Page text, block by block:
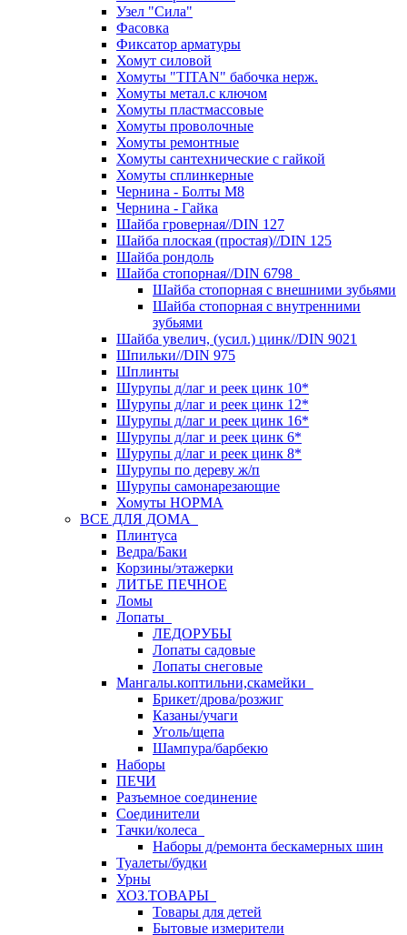
Узел "Сила"
Фасовка
Фиксатор арматуры
Хомут силовой
Хомуты "TITAN" бабочка нерж.
Хомуты метал.с ключом
Хомуты пластмассовые
Хомуты проволочные
Хомуты ремонтные
Хомуты сантехнические с гайкой
Хомуты сплинкерные
Чернина - Болты М8
Чернина - Гайка
Шайба гроверная//DIN 127
Шайба плоская (простая)//DIN 125
Шайба рондоль
Шайба стопорная//DIN 6798
Шайба стопорная с внешними зубьями
Шайба стопорная с внутренними
зубьями
Шайба увелич, (усил.) цинк//DIN 9021
Шпильки//DIN 975
Шплинты
Шурупы д/лаг и реек цинк 10*
Шурупы д/лаг и реек цинк 12*
Шурупы д/лаг и реек цинк 16*
Шурупы д/лаг и реек цинк 6*
Шурупы д/лаг и реек цинк 8*
Шурупы по дереву ж/п
Шурупы самонарезающие
Хомуты НОРМА
ВСЕ ДЛЯ ДОМА
Плинтуса
Ведра/Баки
Корзины/этажерки
ЛИТЬЕ ПЕЧНОЕ
Ломы
Лопаты
ЛЕДОРУБЫ
Лопаты садовые
Лопаты снеговые
Мангалы.коптильни,скамейки
Брикет/дрова/розжиг
Казаны/учаги
Уголь/щепа
Шампура/барбекю
Наборы
ПЕЧИ
Разъемное соединение
Соединители
Тачки/колеса
Наборы д/ремонта бескамерных шин
Туалеты/будки
Урны
ХОЗ.ТОВАРЫ
Товары для детей
Бытовые измерители